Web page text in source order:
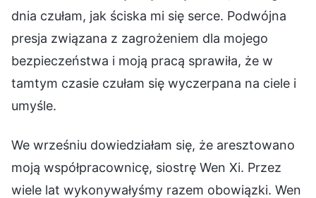
dnia czułam, jak ściska mi się serce. Podwójna
presja związana z zagrożeniem dla mojego
bezpieczeństwa i moją pracą sprawiła, że w
tamtym czasie czułam się wyczerpana na ciele i
umyśle.
We wrześniu dowiedziałam się, że aresztowano
moją współpracownicę, siostrę Wen Xi. Przez
wiele lat wykonywałyśmy razem obowiązki. Wen